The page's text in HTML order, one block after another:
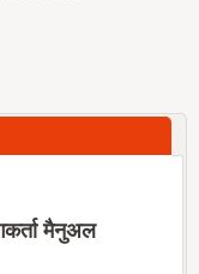
मैनुअल